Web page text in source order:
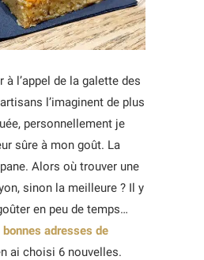
l’appel de la galette des
l’imaginent de plus
personnellement je
sûre à mon goût. La
Alors où trouver une
sinon la meilleure ? Il y
en peu de temps…
bonnes adresses de
ai choisi 6 nouvelles.